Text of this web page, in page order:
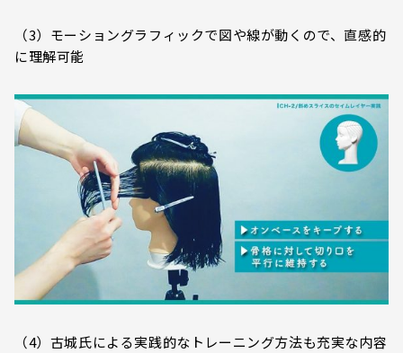
（3）モーショングラフィックで図や線が動くので、直感的
に理解可能
（4）古城氏による実践的なトレーニング方法も充実な内容